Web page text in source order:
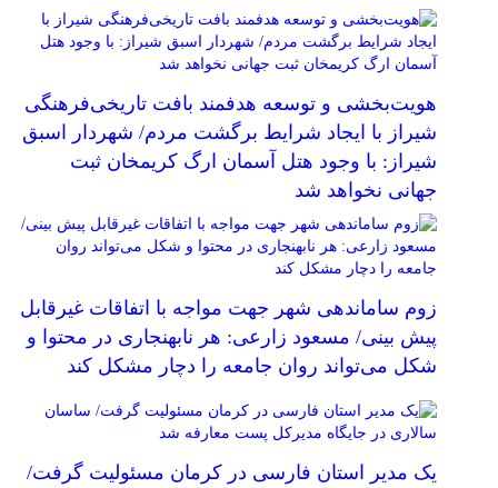
هویت‌بخشی و توسعه هدفمند بافت تاریخی‌فرهنگی
شیراز با ایجاد شرایط برگشت مردم/ شهردار اسبق
شیراز: با وجود هتل آسمان ارگ کریمخان ثبت
جهانی نخواهد شد
زوم ساماندهی شهر جهت مواجه با اتفاقات غیرقابل
پیش بینی/ مسعود زارعی: هر نابهنجاری در محتوا و
شکل می‌تواند روان جامعه را دچار مشکل کند
یک مدیر استان فارسی در کرمان مسئولیت گرفت/